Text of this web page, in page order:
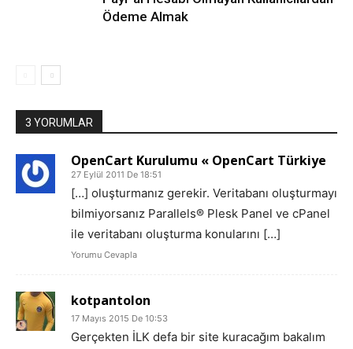
Ödeme Almak
3 YORUMLAR
OpenCart Kurulumu « OpenCart Türkiye
27 Eylül 2011 De 18:51
[…] oluşturmanız gerekir. Veritabanı oluşturmayı
bilmiyorsanız Parallels® Plesk Panel ve cPanel
ile veritabanı oluşturma konularını […]
Yorumu Cevapla
kotpantolon
17 Mayıs 2015 De 10:53
Gerçekten İLK defa bir site kuracağım bakalım